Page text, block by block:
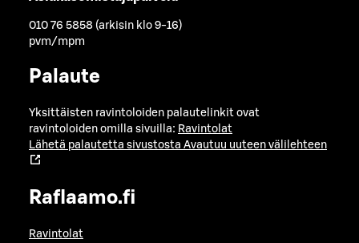
010 76 5858 (arkisin klo 9-16)
pvm/mpm
Palaute
Yksittäisten ravintoloiden palautelinkit ovat
ravintoloiden omilla sivuilla: Ravintolat
Lähetä palautetta sivustosta Avautuu uuteen välilehteen
Raflaamo.fi
Ravintolat